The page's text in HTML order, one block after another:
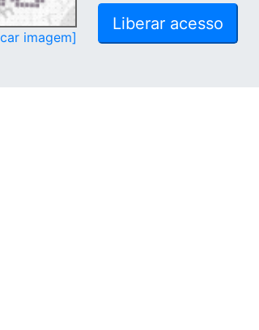
imagem]